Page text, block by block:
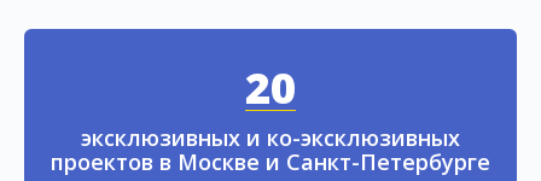
20
эксклюзивных и ко-эксклюзивных
проектов в Москве и Санкт-Петербурге